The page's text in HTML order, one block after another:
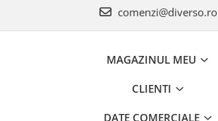
comenzi@diverso.ro
MAGAZINUL MEU
CLIENTI
DATE COMERCIALE